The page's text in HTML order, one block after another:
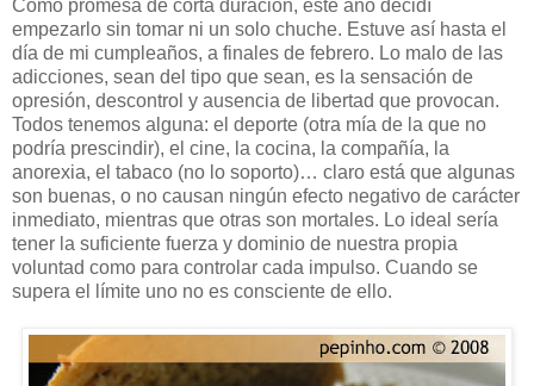
Como promesa de corta duración, este año decidí
empezarlo sin tomar ni un solo chuche. Estuve así hasta el
día de mi cumpleaños, a finales de febrero. Lo malo de las
adicciones, sean del tipo que sean, es la sensación de
opresión, descontrol y ausencia de libertad que provocan.
Todos tenemos alguna: el deporte (otra mía de la que no
podría prescindir), el cine, la cocina, la compañía, la
anorexia, el tabaco (no lo soporto)… claro está que algunas
son buenas, o no causan ningún efecto negativo de carácter
inmediato, mientras que otras son mortales. Lo ideal sería
tener la suficiente fuerza y dominio de nuestra propia
voluntad como para controlar cada impulso. Cuando se
supera el límite uno no es consciente de ello.